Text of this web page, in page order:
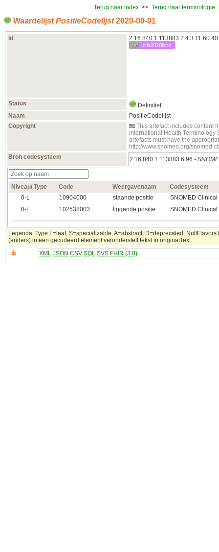
Terug naar index << Terug naar terminologie
Waardelijst PositieCodelijst2020‑09‑01
Id
ref zib2020bbr-
Status
Definitief
Naam
PositieCodelijst
Copyright
This artefact includes content
International Health
artefacts must have the
http://www.snomed.org/snomed-
Bron codesysteem
2.16.840.1.113883.6.96 -
Niveau/ Type Code Weergavenaam
Codesysteem
0‑L
10904000 staande positie
SNOMED Clinical
0‑L
102538003 liggende positie SNOMED Clinical
Legenda: Type L=leaf, S=specializable, A=abstract, D=deprecated.
(anders) in een gecodeerd element veronderstelt tekst in originalText.
XML JSON CSV SQL SVS FHIR (3.0)